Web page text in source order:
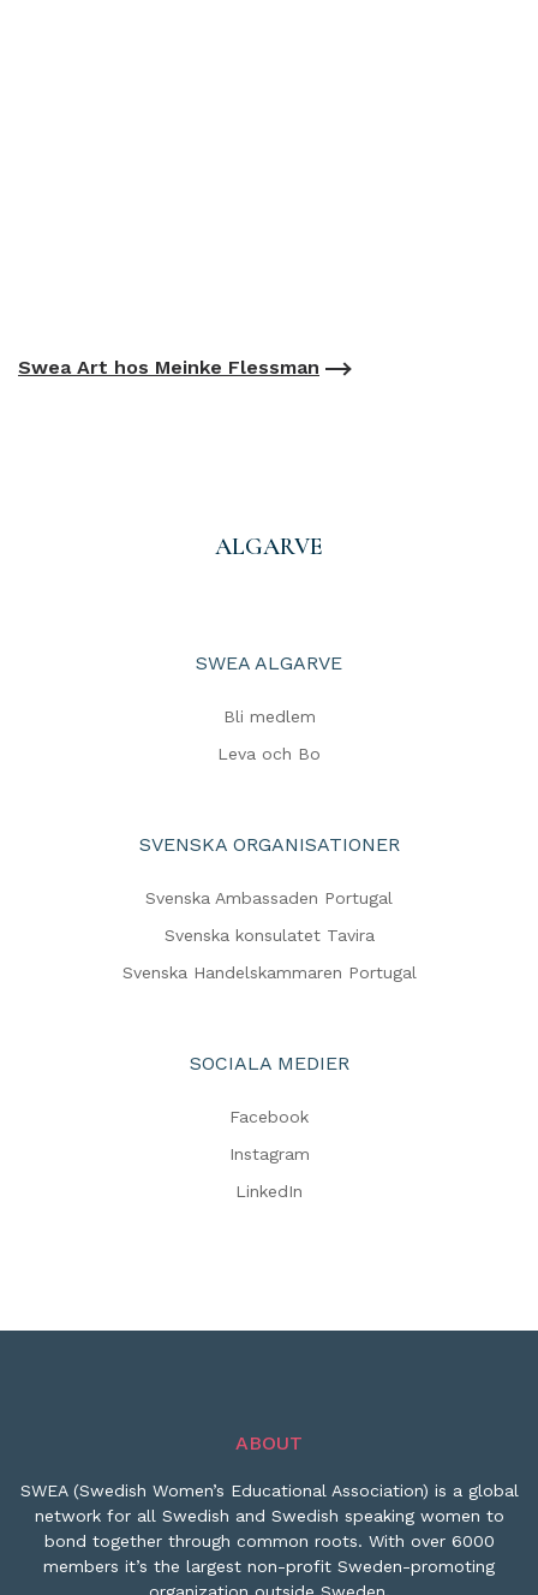
Swea Art hos Meinke Flessman
ALGARVE
SWEA ALGARVE
Bli medlem
Leva och Bo
SVENSKA ORGANISATIONER
Svenska Ambassaden Portugal
Svenska konsulatet Tavira
Svenska Handelskammaren Portugal
SOCIALA MEDIER
Facebook
Instagram
LinkedIn
ABOUT
SWEA (Swedish Women’s Educational Association) is a global
network for all Swedish and Swedish speaking women to
bond together through common roots. With over 6000
members it’s the largest non-profit Sweden-promoting